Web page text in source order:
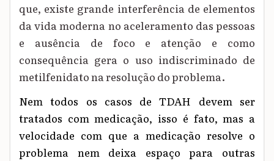
que, existe grande interferência de elementos
da vida moderna no aceleramento das pessoas
e ausência de foco e atenção e como
consequência gera o uso indiscriminado de
metilfenidatona resolução do problema.
Nem todos os casos de TDAH devem ser
tratados com medicação, isso é fato, mas a
velocidade com que a medicação resolve o
problema nem deixa espaço para outras